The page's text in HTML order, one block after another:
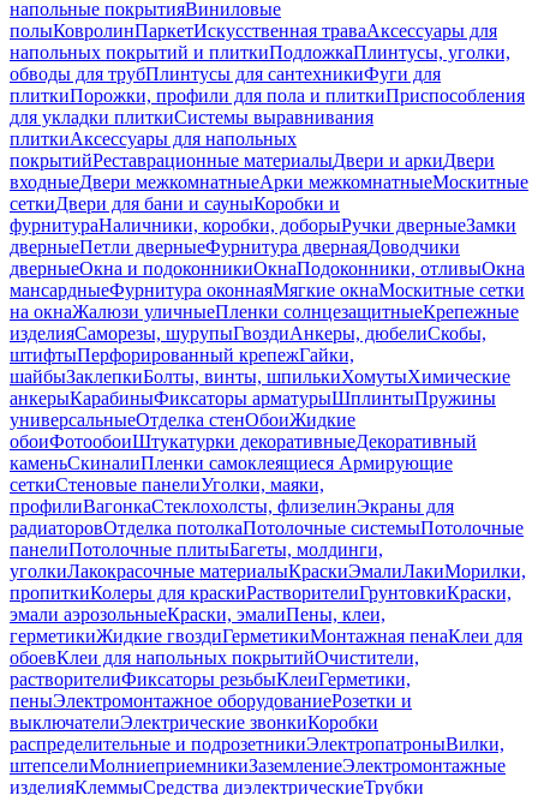
напольные покрытияВиниловые
полыКовролинПаркетИскусственная траваАксессуары для
напольных покрытий и плиткиПодложкаПлинтусы, уголки,
обводы для трубПлинтусы для сантехникиФуги для
плиткиПорожки, профили для пола и плиткиПриспособления
для укладки плиткиСистемы выравнивания
плиткиАксессуары для напольных
покрытийРеставрационные материалыДвери и аркиДвери
входныеДвери межкомнатныеАрки межкомнатныеМоскитные
сеткиДвери для бани и сауныКоробки и
фурнитураНаличники, коробки, доборыРучки дверныеЗамки
дверныеПетли дверныеФурнитура двернаяДоводчики
дверныеОкна и подоконникиОкнаПодоконники, отливыОкна
мансардныеФурнитура оконнаяМягкие окнаМоскитные сетки
на окнаЖалюзи уличныеПленки солнцезащитныеКрепежные
изделияСаморезы, шурупыГвоздиАнкеры, дюбелиСкобы,
штифтыПерфорированный крепежГайки,
шайбыЗаклепкиБолты, винты, шпилькиХомутыХимические
анкерыКарабиныФиксаторы арматурыШплинтыПружины
универсальныеОтделка стенОбоиЖидкие
обоиФотообоиШтукатурки декоративныеДекоративный
каменьСкиналиПленки самоклеящиеся Армирующие
сеткиСтеновые панелиУголки, маяки,
профилиВагонкаСтеклохолсты, флизелинЭкраны для
радиаторовОтделка потолкаПотолочные системыПотолочные
панелиПотолочные плитыБагеты, молдинги,
уголкиЛакокрасочные материалыКраскиЭмалиЛакиМорилки,
пропиткиКолеры для краскиРастворителиГрунтовкиКраски,
эмали аэрозольныеКраски, эмалиПены, клеи,
герметикиЖидкие гвоздиГерметикиМонтажная пенаКлеи для
обоевКлеи для напольных покрытийОчистители,
растворителиФиксаторы резьбыКлеиГерметики,
пеныЭлектромонтажное оборудованиеРозетки и
выключателиЭлектрические звонкиКоробки
распределительные и подрозетникиЭлектропатроныВилки,
штепселиМолниеприемникиЗаземлениеЭлектромонтажные
изделияКлеммыСредства диэлектрическиеТрубки